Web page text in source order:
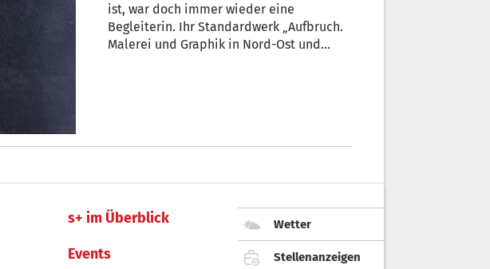
ist, war doch immer wieder eine
Begleiterin. Ihr Standardwerk „Aufbruch.
Malerei und Graphik in Nord-Ost und
Tiroler Kunst bis in die 70iger Jahre, das
Herausgegeben wurde es im Auftrag des
s+ im Überblick
Events
Wetter
Stellenanzeigen